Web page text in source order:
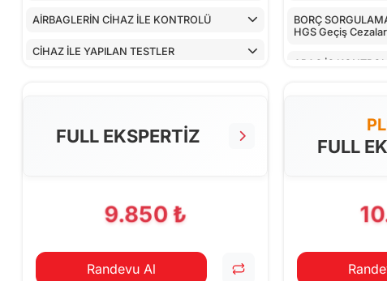
AİRBAGLERİN CİHAZ İLE KONTROLÜ
CİHAZ İLE YAPILAN TESTLER
BORÇ
HGS Geçiş
ARAÇ İÇ
TORPİDO
FULL EKSPERTİZ
9.850 ₺
Randevu Al
FULL